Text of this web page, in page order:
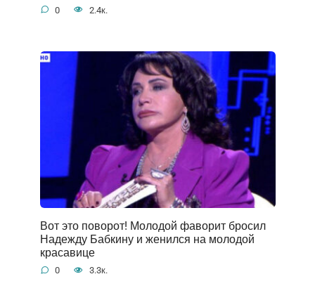
0 2.4к.
Вот это поворот! Молодой фаворит бросил
Надежду Бабкину и женился на молодой
красавице
0 3.3к.